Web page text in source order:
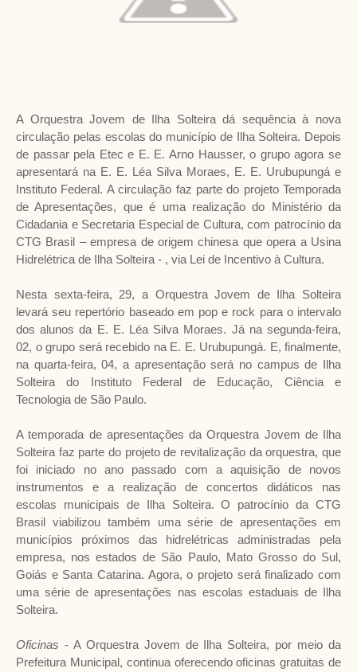
A Orquestra Jovem de Ilha Solteira dá sequência à nova
circulação pelas escolas do município de Ilha Solteira. Depois
de passar pela Etec e E. E. Arno Hausser, o grupo agora se
apresentará na E. E. Léa Silva Moraes, E. E. Urubupungá e
Instituto Federal. A circulação faz parte do projeto Temporada
de Apresentações, que é uma realização do Ministério da
Cidadania e Secretaria Especial de Cultura, com patrocínio da
CTG Brasil – empresa de origem chinesa que opera a Usina
Hidrelétrica de Ilha Solteira - , via Lei de Incentivo à Cultura.
Nesta sexta-feira, 29, a Orquestra Jovem de Ilha Solteira
levará seu repertório baseado em pop e rock para o intervalo
dos alunos da E. E. Léa Silva Moraes. Já na segunda-feira,
02, o grupo será recebido na E. E. Urubupungá. E, finalmente,
na quarta-feira, 04, a apresentação será no campus de Ilha
Solteira do Instituto Federal de Educação, Ciência e
Tecnologia de São Paulo.
A temporada de apresentações da Orquestra Jovem de Ilha
Solteira faz parte do projeto de revitalização da orquestra, que
foi iniciado no ano passado com a aquisição de novos
instrumentos e a realização de concertos didáticos nas
escolas municipais de Ilha Solteira. O patrocínio da CTG
Brasil viabilizou também uma série de apresentações em
municípios próximos das hidrelétricas administradas pela
empresa, nos estados de São Paulo, Mato Grosso do Sul,
Goiás e Santa Catarina. Agora, o projeto será finalizado com
uma série de apresentações nas escolas estaduais de Ilha
Solteira.
Oficinas - A Orquestra Jovem de Ilha Solteira, por meio da
Prefeitura Municipal, continua oferecendo oficinas gratuitas de